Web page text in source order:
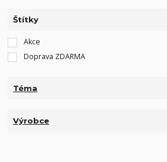
Štítky
Akce
Doprava ZDARMA
Téma
Výrobce